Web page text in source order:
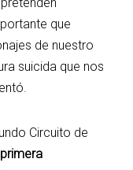
que
de nuestro
suicida que nos
Circuito de